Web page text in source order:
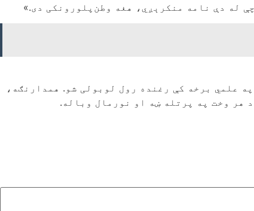
له دې نامه منکرېږي، هغه وطن‌پلورونکی دی.»
علمي برخه کې رغنده رول لوبولی شو. همدارنګه،
هر وخت په پرتله ښه او نورمال وباله.